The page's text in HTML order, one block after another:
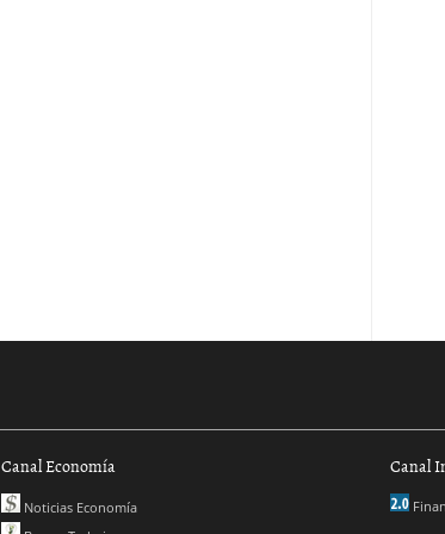
Canal Economía
Noticias Economía
Canal